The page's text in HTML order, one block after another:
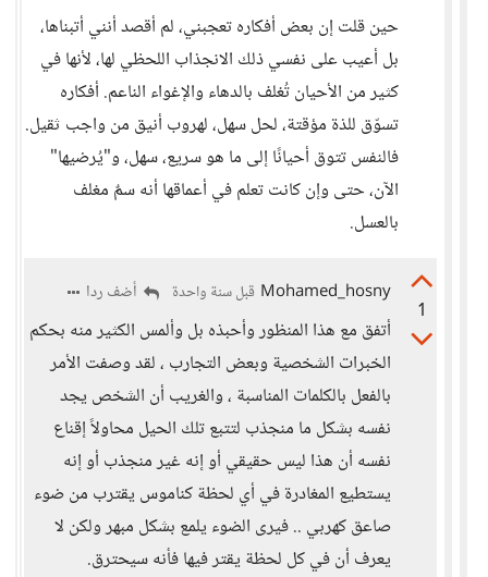
حين قلت إن بعض أفكاره تعجبني، لم أقصد أنني أتبناها،
بل أعيب على نفسي ذلك الانجذاب اللحظي لها، لأنها في
كثير من الأحيان تُغلف بالدهاء والإغواء الناعم. أفكاره
تسوّق للذة مؤقتة، لحل سهل، لهروب أنيق من واجب ثقيل.
فالنفس تتوق أحيانًا إلى ما هو سريع، سهل، و"يُرضيها"
الآن، حتى وإن كانت تعلم في أعماقها أنه سمٌ مغلف
بالعسل.
1
Mohamed_hosny قبل سنة واحدة أضف ردا
أتفق مع هذا المنظور وأحبذه بل وألمس الكثير منه بحكم
الخبرات الشخصية وبعض التجارب ، لقد وصفت الأمر
بالفعل بالكلمات المناسبة ، والغريب أن الشخص يجد
نفسه بشكل ما منجذب لتتبع تلك الحيل محاولاً إقناع
نفسه أن هذا ليس حقيقي أو إنه غير منجذب أو إنه
يستطيع المغادرة في أي لحظة كناموس يقترب من ضوء
صاعق كهربي .. فيرى الضوء يلمع بشكل مبهر ولكن لا
يعرف أن في كل لحظة يقتر فيها فأنه سيحترق.